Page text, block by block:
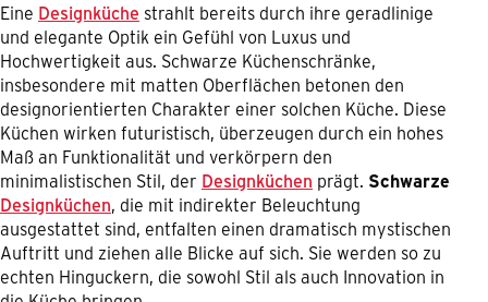
Eine Designküche strahlt bereits durch ihre geradlinige
und elegante Optik ein Gefühl von Luxus und
Hochwertigkeit aus. Schwarze Küchenschränke,
insbesondere mit matten Oberflächen betonen den
designorientierten Charakter einer solchen Küche. Diese
Küchen wirken futuristisch, überzeugen durch ein hohes
Maß an Funktionalität und verkörpern den
minimalistischen Stil, der Designküchen prägt. Schwarze
Designküchen, die mit indirekter Beleuchtung
ausgestattet sind, entfalten einen dramatisch mystischen
Auftritt und ziehen alle Blicke auf sich. Sie werden so zu
echten Hinguckern, die sowohl Stil als auch Innovation in